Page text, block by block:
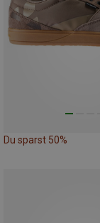
Du sparst 50%